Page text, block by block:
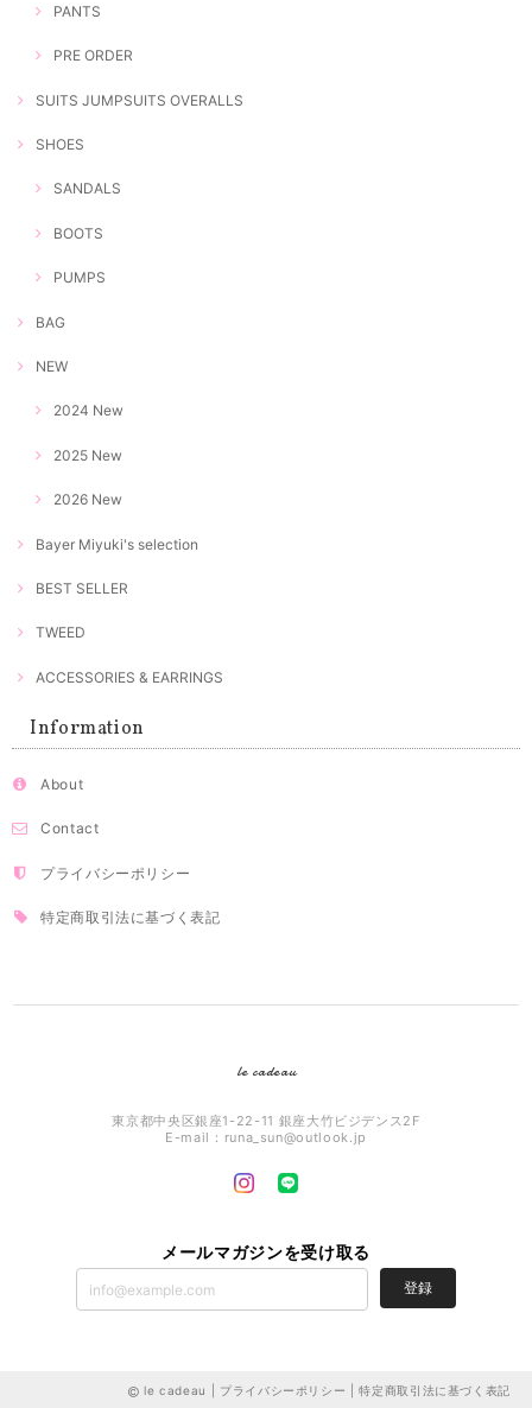
PANTS
PRE ORDER
SUITS JUMPSUITS OVERALLS
SHOES
SANDALS
BOOTS
PUMPS
BAG
NEW
2024 New
2025 New
2026 New
Bayer Miyuki's selection
BEST SELLER
TWEED
ACCESSORIES & EARRINGS
Information
About
Contact
プライバシーポリシー
特定商取引法に基づく表記
le cadeau
東京都中央区銀座1-22-11 銀座大竹ビジデンス2F
E-mail： runa_sun@outlook.jp
メールマガジンを受け取る
登録
le cadeau | プライバシーポリシー |特定商取引法に基づく表記